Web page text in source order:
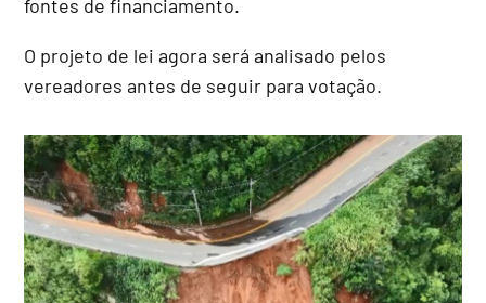
fontes de financiamento.
O projeto de lei agora será analisado pelos
vereadores antes de seguir para votação.